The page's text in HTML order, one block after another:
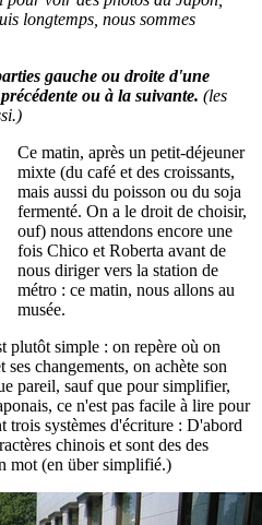
longtemps, nous sommes
gauche ou droite d'une
ou à la suivante. (les
Ce matin, après un petit-déjeuner
mixte (du café et des croissants,
mais aussi du poisson ou du soja
fermenté. On a le droit de choisir,
ouf) nous attendons encore une
fois Chico et Roberta avant de
nous diriger vers la station de
métro : ce matin, nous allons au
musée.
plutôt simple : on repère où on
changements, on achète son
pareil, sauf que pour simplifier,
ce n'est pas facile à lire pour
trois systèmes d'écriture : D'abord
chinois et sont des des
mot (en über simplifié.)